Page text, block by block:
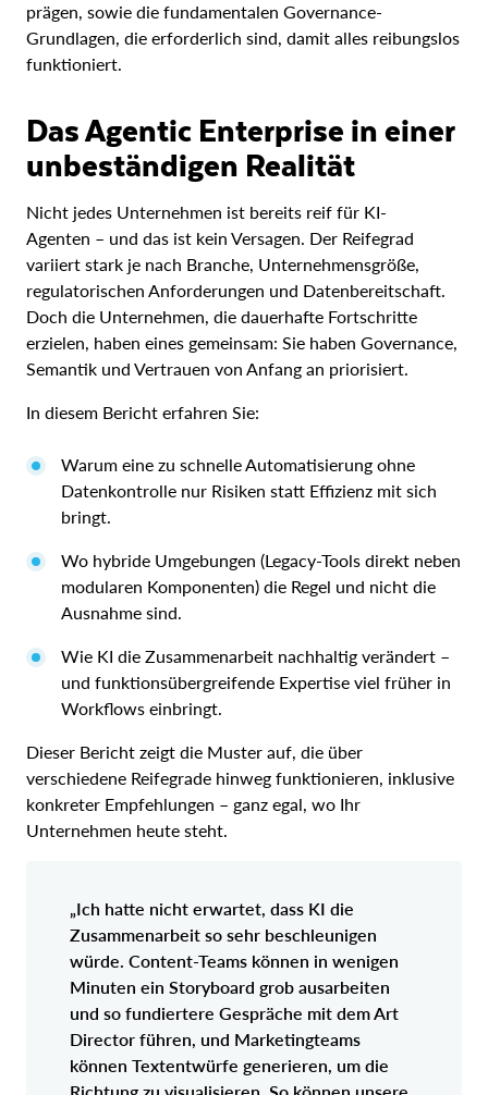
prägen, sowie die fundamentalen Governance-
Grundlagen, die erforderlich sind, damit alles reibungslos
funktioniert.
Das Agentic Enterprise in einer
unbeständigen Realität
Nicht jedes Unternehmen ist bereits reif für KI-
Agenten – und das ist kein Versagen. Der Reifegrad
variiert stark je nach Branche, Unternehmensgröße,
regulatorischen Anforderungen und Datenbereitschaft.
Doch die Unternehmen, die dauerhafte Fortschritte
erzielen, haben eines gemeinsam: Sie haben Governance,
Semantik und Vertrauen von Anfang an priorisiert.
In diesem Bericht erfahren Sie:
Warum eine zu schnelle Automatisierung ohne
Datenkontrolle nur Risiken statt Effizienz mit sich
bringt.
Wo hybride Umgebungen (Legacy-Tools direkt neben
modularen Komponenten) die Regel und nicht die
Ausnahme sind.
Wie KI die Zusammenarbeit nachhaltig verändert –
und funktionsübergreifende Expertise viel früher in
Workflows einbringt.
Dieser Bericht zeigt die Muster auf, die über
verschiedene Reifegrade hinweg funktionieren, inklusive
konkreter Empfehlungen – ganz egal, wo Ihr
Unternehmen heute steht.
„Ich hatte nicht erwartet, dass KI die
Zusammenarbeit so sehr beschleunigen
würde. Content-Teams können in wenigen
Minuten ein Storyboard grob ausarbeiten
und so fundiertere Gespräche mit dem Art
Director führen, und Marketingteams
können Textentwürfe generieren, um die
Richtung zu visualisieren. So können unsere